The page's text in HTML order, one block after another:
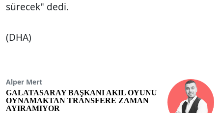
sürecek" dedi.
(DHA)
Alper Mert
GALATASARAY BAŞKANI AKIL OYUNU
OYNAMAKTAN TRANSFERE ZAMAN
AYIRAMIYOR